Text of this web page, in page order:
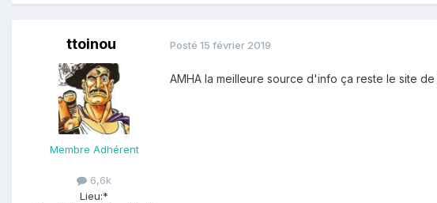
ttoinou
Membre Adhérent
6,6k
Lieu:*
Posté 15 février 2019
AMHA la meilleure source d'info ça reste le site de